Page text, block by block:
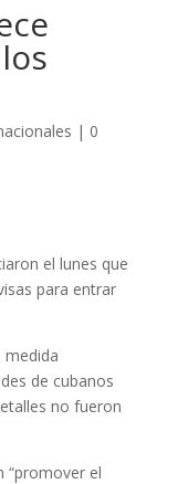
| 0
el lunes que
para entrar
medida
de cubanos
no fueron
“promover el